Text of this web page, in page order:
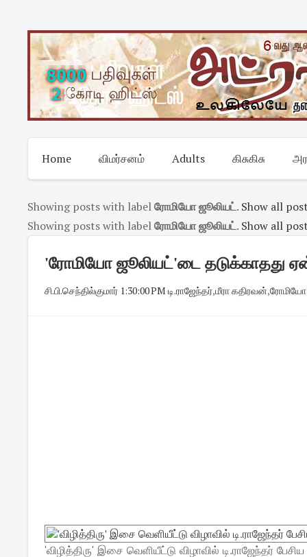
content
Home விமர்சனம் Adults கிசுகிசு
Showing posts with labelரோமியோ ஜூலியட். Show all
Showing posts with labelரோமியோ ஜூலியட். Show all
'ரோமியோ ஜூலியட்'டை தடுக்காதது
சி.பி.செந்தில்குமார் 1:30:00 PM ·டி.ராஜேந்தர்,மீரா கதிரவன்,
'விழித்திரு' இசை வெளியீட்டு விழாவில் டி.ராஜேந்தர்